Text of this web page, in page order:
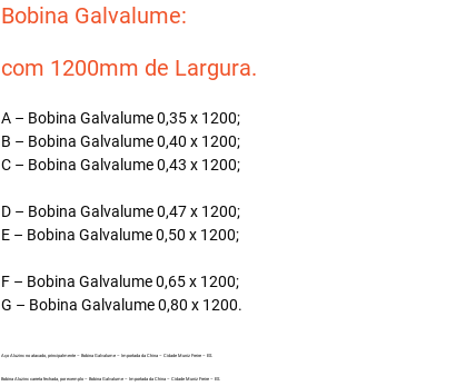
Bobina Galvalume:
com 1200mm de Largura.
A – Bobina Galvalume 0,35 x 1200;
B – Bobina Galvalume 0,40 x 1200;
C – Bobina Galvalume 0,43 x 1200;
D – Bobina Galvalume 0,47 x 1200;
E – Bobina Galvalume 0,50 x 1200;
F – Bobina Galvalume 0,65 x 1200;
G – Bobina Galvalume 0,80 x 1200.
Aço Aluzinc no atacado, principalmente – Bobina Galvalume – Importada da China – Cidade Muniz Freire – ES.
Bobina Aluzinc carreta fechada, por exemplo – Bobina Galvalume – Importada da China – Cidade Muniz Freire – ES.